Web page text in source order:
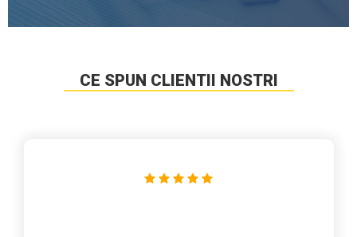
CE SPUN CLIENTII NOSTRI